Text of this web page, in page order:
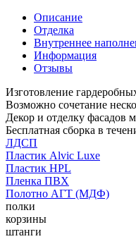
Описание
Отделка
Внутреннее
Информация
Отзывы
Изготовление
Возможно сочетание
Декор и отделку фасадов
Бесплатная сборка в
ЛДСП
Пластик Alvic Luxe
Пластик HPL
Пленка ПВХ
Полотно АГТ (МДФ)
полки
корзины
штанги